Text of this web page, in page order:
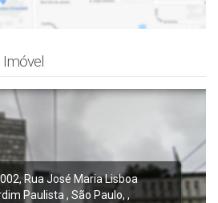
Imóvel
, Rua José Maria Lisboa
Paulista, São Paulo, ,